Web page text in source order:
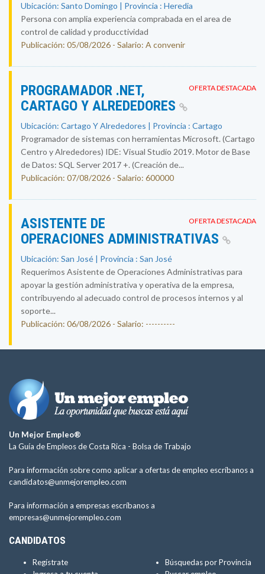
Ubicación: Santo Domingo | Provincia : Heredia
Persona con amplia experiencia comprabada en el area de
control de calidad y producctividad
Publicación: 05/08/2026 - Salario: A convenir
OFERTA DESTACADA
PROGRAMADOR .NET,
CARTAGO Y ALREDEDORES
Ubicación: Cartago Y Alrededores | Provincia : Cartago
Programador de sistemas con herramientas Microsoft. (Cartago
Centro y Alrededores) IDE: Visual Studio 2019. Motor de Base
de Datos: SQL Server 2017 +. (Creación de...
Publicación: 07/08/2026 - Salario: 600000
OFERTA DESTACADA
ASISTENTE DE
OPERACIONES ADMINISTRATIVAS
Ubicación: San José | Provincia : San José
Requerimos Asistente de Operaciones Administrativas para
apoyar la gestión administrativa y operativa de la empresa,
contribuyendo al adecuado control de procesos internos y al
soporte...
Publicación: 06/08/2026 - Salario: ----------
Un Mejor Empleo®
La Guía de Empleos de Costa Rica - Bolsa de Trabajo
Para información sobre como aplicar a ofertas de empleo escríbanos a
candidatos@unmejorempleo.com
Para información a empresas escríbanos a
empresas@unmejorempleo.com
CANDIDATOS
Regístrate
Búsquedas por Provincia